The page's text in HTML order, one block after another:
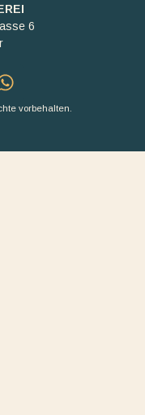
6
vorbehalten.